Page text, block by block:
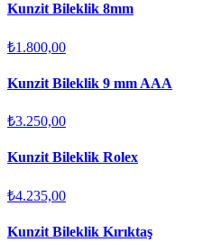
Kunzit Bileklik 8mm
₺1.800,00
Kunzit Bileklik 9 mm AAA
₺3.250,00
Kunzit Bileklik Rolex
₺4.235,00
Kunzit Bileklik Kırıktaş